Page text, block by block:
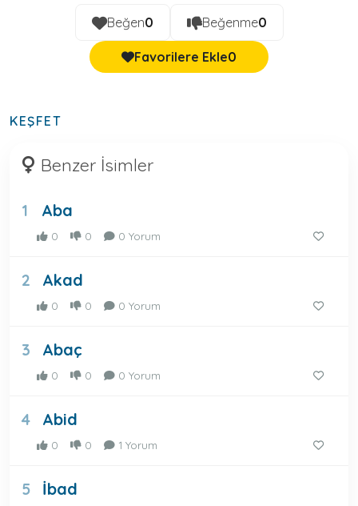
Beğen0 Beğenme0
Favorilere Ekle0
KEŞFET
Benzer İsimler
1 Aba
0 0 0 Yorum
2 Akad
0 0 0 Yorum
3 Abaç
0 0 0 Yorum
4 Abid
0 0 1 Yorum
5 İbad